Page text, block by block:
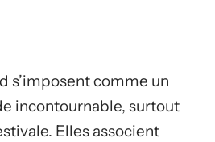
s’imposent comme un
incontournable, surtout
Elles associent